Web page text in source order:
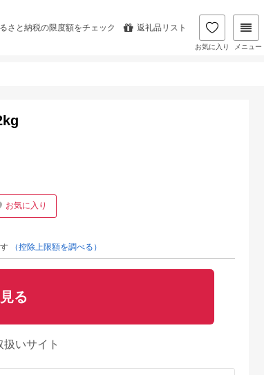
さと納税の限度額をチェック 返礼品リスト
お気に入り メニュー
お気に入り
（控除上限額を調べる）
る
扱いサイト